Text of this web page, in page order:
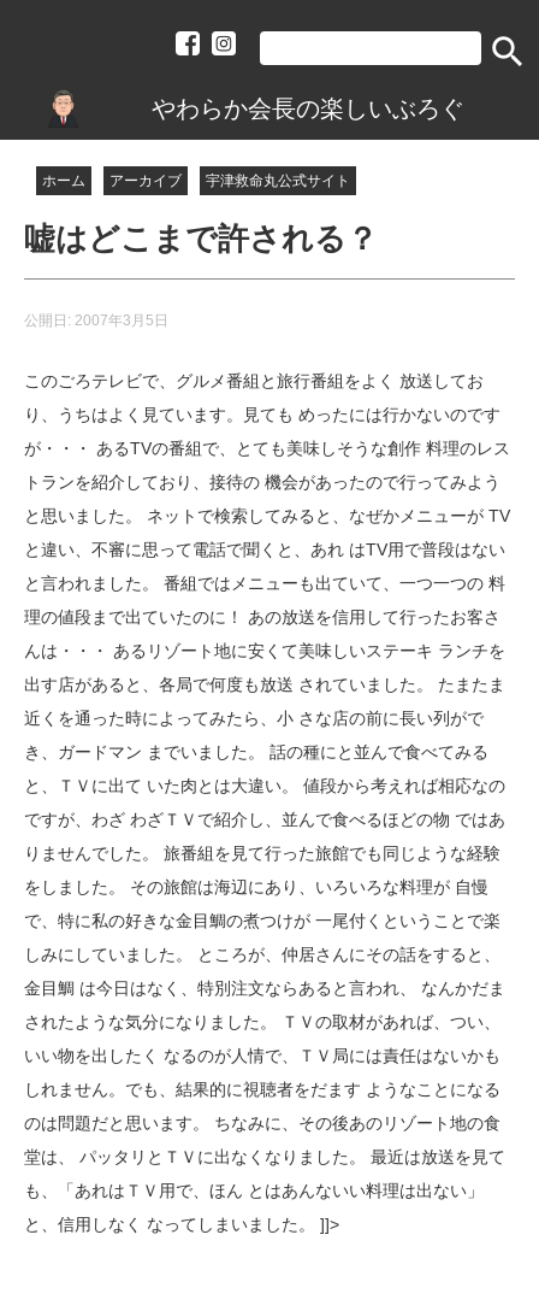
search
やわらか会長の楽しいぶろぐ
ホーム アーカイブ 宇津救命丸公式サイト
嘘はどこまで許される？
公開日: 2007年3月5日
このごろテレビで、グルメ番組と旅行番組をよく 放送してお
り、うちはよく見ています。見ても めったには行かないのです
が・・・ あるTVの番組で、とても美味しそうな創作 料理のレス
トランを紹介しており、接待の 機会があったので行ってみよう
と思いました。 ネットで検索してみると、なぜかメニューが TV
と違い、不審に思って電話で聞くと、あれ はTV用で普段はない
と言われました。 番組ではメニューも出ていて、一つ一つの 料
理の値段まで出ていたのに！ あの放送を信用して行ったお客さ
んは・・・ あるリゾート地に安くて美味しいステーキ ランチを
出す店があると、各局で何度も放送 されていました。 たまたま
近くを通った時によってみたら、小 さな店の前に長い列がで
き、ガードマン までいました。 話の種にと並んで食べてみる
と、ＴＶに出て いた肉とは大違い。 値段から考えれば相応なの
ですが、わざ わざＴＶで紹介し、並んで食べるほどの物 ではあ
りませんでした。 旅番組を見て行った旅館でも同じような経験
をしました。 その旅館は海辺にあり、いろいろな料理が 自慢
で、特に私の好きな金目鯛の煮つけが 一尾付くということで楽
しみにしていました。 ところが、仲居さんにその話をすると、
金目鯛 は今日はなく、特別注文ならあると言われ、 なんかだま
されたような気分になりました。 ＴＶの取材があれば、つい、
いい物を出したく なるのが人情で、ＴＶ局には責任はないかも
しれません。でも、結果的に視聴者をだます ようなことになる
のは問題だと思います。 ちなみに、その後あのリゾート地の食
堂は、 パッタリとＴＶに出なくなりました。 最近は放送を見て
も、「あれはＴＶ用で、ほん とはあんないい料理は出ない」
と、信用しなく なってしまいました。 ]]>